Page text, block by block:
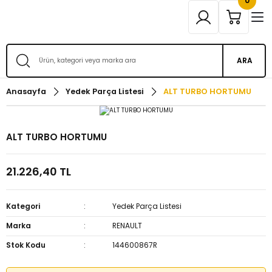
ARA
Anasayfa Yedek Parça Listesi ALT TURBO HORTUMU
ALT TURBO HORTUMU
21.226,40 TL
Kategori
Yedek Parça Listesi
Marka
RENAULT
Stok Kodu
144600867R